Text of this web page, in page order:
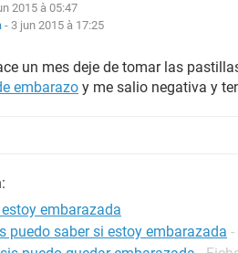
2015 à 05:47
- 3 jun 2015 à 17:25
un mes deje de tomar las
embarazo y me salio negativa y
embarazada
puedo saber si estoy embarazada -